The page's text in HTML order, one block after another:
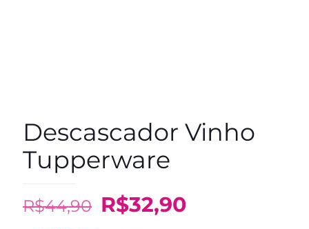
Descascador Vinho
Tupperware
R$44,90 O
R$32,90O